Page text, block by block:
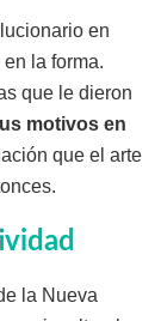
en
la forma.
que le dieron
motivos en
que el arte
la Nueva